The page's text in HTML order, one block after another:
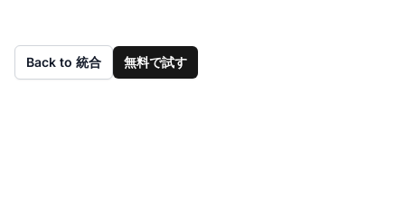
Back to 統合 無料で試す